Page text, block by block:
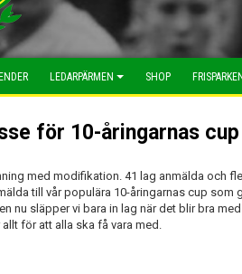
LEDARPÄRMEN SHOP FRISPARKEN
för 10-åringarnas cup
med modifikation. 41 lag anmälda och
till vår populära 10-åringarnas cup som
nu släpper vi bara in lag när det blir bra
för att alla ska få vara med.